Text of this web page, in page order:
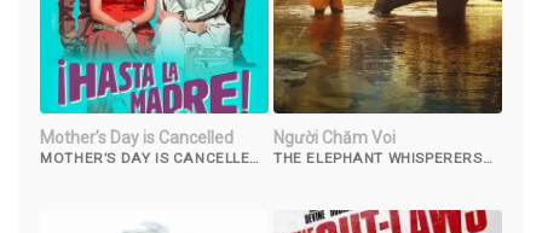
Mother’s Day is Cancelled
MOTHER’S DAY IS CANCELLED
Người Chăm Voi
THE ELEPHANT WHISPERERS